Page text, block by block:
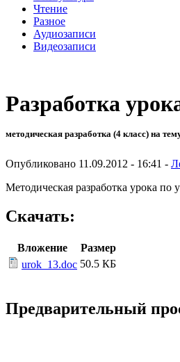
Чтение
Разное
Аудиозаписи
Видеозаписи
Разработка
методическая разработка (4 класс) на
Опубликовано 11.09.2012 - 16:41 -
Методическая разработка урока
Скачать:
Вложение
Размер
urok_13.doc 50.5 КБ
Предварительный